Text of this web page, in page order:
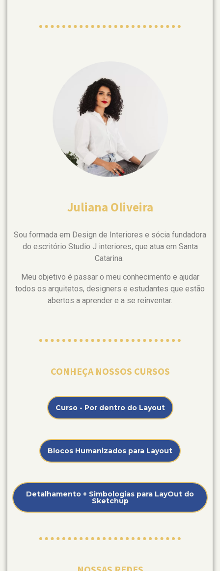
Juliana Oliveira
Sou formada em Design de Interiores e sócia fundadora
do escritório Studio J interiores, que atua em Santa
Catarina.
Meu objetivo é passar o meu conhecimento e ajudar
todos os arquitetos, designers e estudantes que estão
abertos a aprender e a se reinventar.
CONHEÇA NOSSOS CURSOS
Curso - Por dentro do Layout
Blocos Humanizados para Layout
Detalhamento + Simbologias para LayOut do
Sketchup